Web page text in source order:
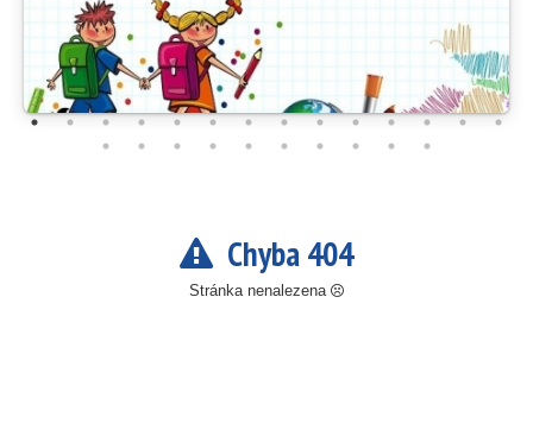
Chyba 404
Stránka nenalezena